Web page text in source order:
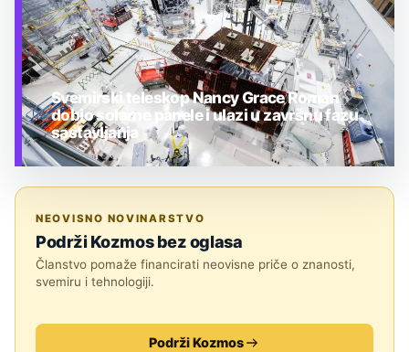
Svemirski teleskop Nancy Grace Roman
dobio solarne panele i ulazi u završnu fazu
sastavljanja
NEOVISNO NOVINARSTVO
Podrži Kozmos bez oglasa
Članstvo pomaže financirati neovisne priče o znanosti,
svemiru i tehnologiji.
Podrži Kozmos